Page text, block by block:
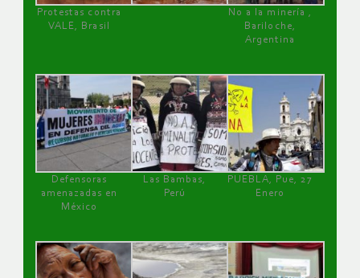
Protestas contra
VALE, Brasil
No a la minería ,
Bariloche,
Argentina
Defensoras
amenazadas en
México
Las Bambas,
Perú
PUEBLA, Pue, 27
Enero